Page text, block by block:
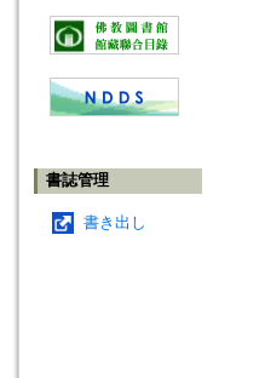
書誌管理
書き出し